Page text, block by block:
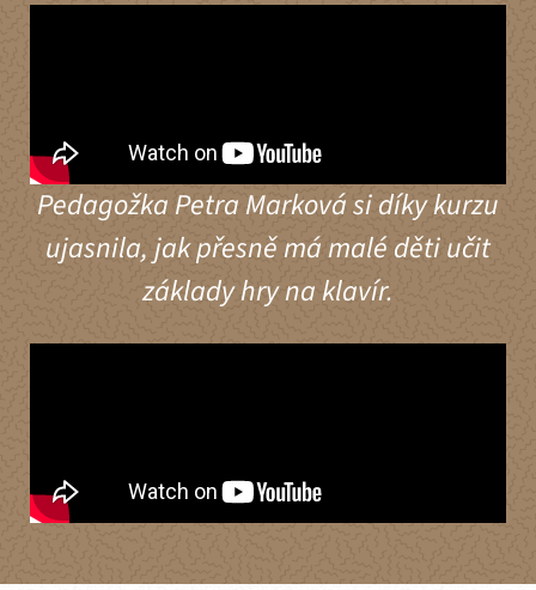
Pedagožka Petra Marková si díky kurzu
ujasnila, jak přesně má malé děti učit
základy hry na klavír.